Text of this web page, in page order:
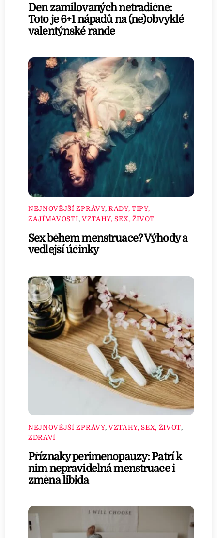
Den zamilovaných netradičně:
Toto je 6+1 nápadů na (ne)obvyklé
valentýnské rande
NEJNOVĚJŠÍ ZPRÁVY, RADY, TIPY,
ZAJÍMAVOSTI, VZTAHY, SEX, ŽIVOT
Sex během menstruace? Výhody a
vedlejší účinky
NEJNOVĚJŠÍ ZPRÁVY, VZTAHY, SEX, ŽIVOT,
ZDRAVÍ
Příznaky perimenopauzy: Patří k
nim nepravidelná menstruace i
změna libida